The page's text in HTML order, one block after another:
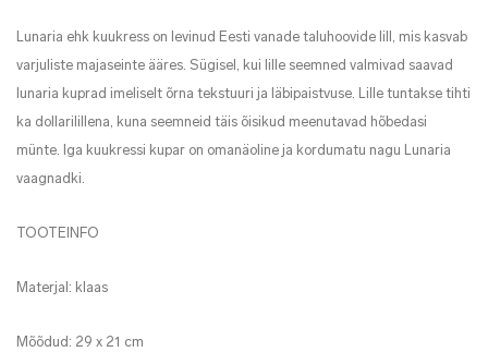
Lunaria ehk kuukress on levinud Eesti vanade taluhoovide lill, mis kasvab
varjuliste majaseinte ääres. Sügisel, kui lille seemned valmivad saavad
lunaria kuprad imeliselt õrna tekstuuri ja läbipaistvuse. Lille tuntakse tihti
ka dollarilillena, kuna seemneid täis õisikud meenutavad hõbedasi
münte. Iga kuukressi kupar on omanäoline ja kordumatu nagu Lunaria
vaagnadki.
TOOTEINFO
Materjal: klaas
Mõõdud: 29 x 21 cm